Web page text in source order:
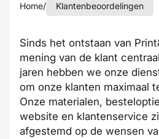
Home/ Klantenbeoordelingen
Sinds het ontstaan van
mening van de klant
jaren hebben we onze
om onze klanten maximaal
Onze materialen,
website en klantenservice
afgestemd op de wensen